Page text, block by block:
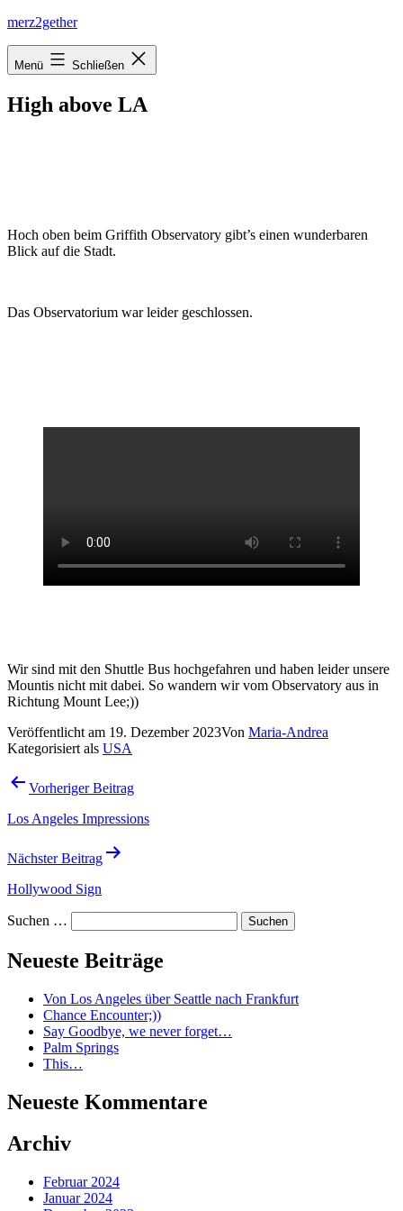
Zum
springen
merz2gether
Menü Schließen
High above LA
Hoch oben beim Griffith Observatory gibt’s einen wunderbaren
Blick auf die Stadt.
Das Observatorium war leider geschlossen.
Wir sind mit den Shuttle Bus hochgefahren und haben leider unsere
Mountis nicht mit dabei. So wandern wir vom Observatory aus in
Richtung Mount Lee;))
Veröffentlicht am 19. Dezember 2023Von Maria-Andrea
Kategorisiert als USA
Beitragsnavigation
Vorheriger Beitrag
Los Angeles Impressions
Nächster Beitrag
Hollywood Sign
Suchen …
Neueste Beiträge
Von Los Angeles über Seattle nach Frankfurt
Chance Encounter;))
Say Goodbye, we never forget…
Palm Springs
This…
Neueste Kommentare
Archiv
Februar 2024
Januar 2024